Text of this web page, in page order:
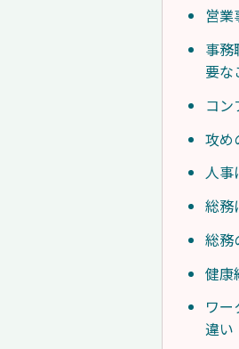
営業
事務
要な
コ
攻め
人事
総務
総務
健康
ワ
違い